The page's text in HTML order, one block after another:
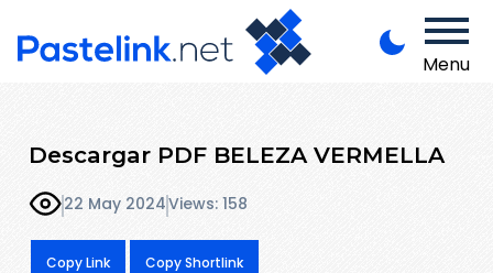
Menu
Descargar PDF BELEZA VERMELLA
22 May 2024Views: 158
Copy Link Copy Shortlink